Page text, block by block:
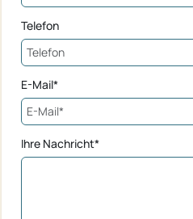
Telefon
E-Mail*
Ihre Nachricht*